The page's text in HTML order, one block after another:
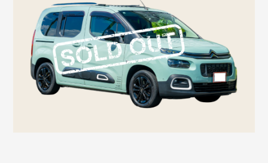
COMPANY
CONTACT
PRIVACY POLICY
- アフターメンテナンス